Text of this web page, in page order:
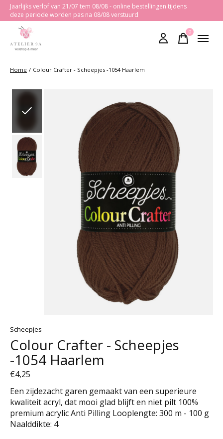
Jaarlijks verlof van 21/07 tem 08/08 - online bestellingen tijdens
deze periode worden pas na 08/08 verstuurd
0items
Home / Colour Crafter - Scheepjes -1054 Haarlem
Scheepjes
Colour Crafter - Scheepjes
-1054 Haarlem
€4,25
Een zijdezacht garen gemaakt van een superieure
kwaliteit acryl, dat mooi glad blijft en niet pilt 100%
premium acrylic Anti Pilling Looplengte: 300 m - 100 g
Naalddikte: 4